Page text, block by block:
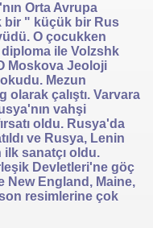
Orta Avrupa
bir " küçük bir Rus
O çocukken
diploma ile Volzshk
Moskova Jeoloji
Mezun
çalıştı. Varvara
vahşi
oldu. Rusya'da
ve Rusya, Lenin
sanatçı oldu.
Devletleri'ne göç
New England, Maine,
resimlerine çok